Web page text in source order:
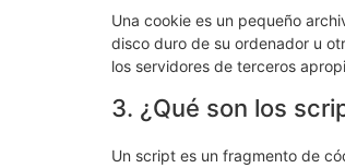
Una cookie es un pequeño
disco duro de su ordenador u
los servidores de terceros
3. ¿Qué son los
Un script es un fragmento de